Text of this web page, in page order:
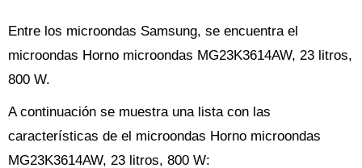
Entre los microondas Samsung, se encuentra el
microondas Horno microondas MG23K3614AW, 23 litros,
800 W.
A continuación se muestra una lista con las
características de el microondas Horno microondas
MG23K3614AW, 23 litros, 800 W: